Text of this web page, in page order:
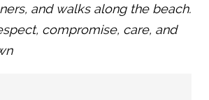
and walks along the beach.
compromise, care, and